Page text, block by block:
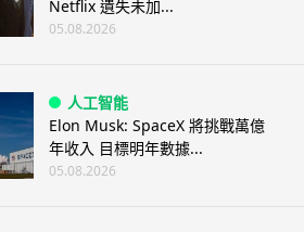
Netflix 遺失未加...
05.08.2026
人工智能
Elon Musk: SpaceX 將挑戰萬億
年收入 目標明年數據...
05.08.2026